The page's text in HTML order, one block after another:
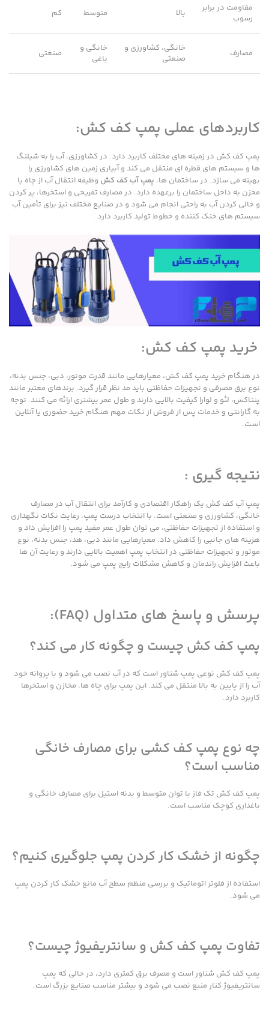
مقاومت در برابر
رسوب
بالا متوسط کم
مصارف
خانگی، کشاورزی و
صنعتی
خانگی و
باغی
صنعتی
کاربردهای عملی پمپ کف کش:
پمپ کف کش در زمینه های مختلف کاربرد دارد. در کشاورزی، آب را به شیلنگ
ها و سیستم های قطره ای منتقل می کند و آبیاری زمین های کشاورزی را
بهینه می سازد. در ساختمان ها، پمپ آب کف کش وظیفه انتقال آب از چاه یا
مخزن به داخل ساختمان را برعهده دارد. در مصارف تفریحی و استخرها، پر کردن
و خالی کردن آب به راحتی انجام می شود و در صنایع مختلف نیز برای تأمین آب
سیستم های خنک کننده و خطوط تولید کاربرد دارد.
خرید پمپ کف کش:
در هنگام خرید پمپ کف کش، معیارهایی مانند قدرت موتور، دبی، جنس بدنه،
نوع برق مصرفی و تجهیزات حفاظتی باید مد نظر قرار گیرد. برندهای معتبر مانند
پنتاکس، لئو و لوارا کیفیت بالایی دارند و طول عمر بیشتری ارائه می کنند. توجه
به گارانتی و خدمات پس از فروش از نکات مهم هنگام خرید حضوری یا آنلاین
است.
نتیجه گیری :
پمپ آب کف کش یک راهکار اقتصادی و کارآمد برای انتقال آب در مصارف
خانگی، کشاورزی و صنعتی است. با انتخاب درست پمپ، رعایت نکات نگهداری
و استفاده از تجهیزات حفاظتی، می توان طول عمر مفید پمپ را افزایش داد و
هزینه های جانبی را کاهش داد. معیارهایی مانند دبی، هد، جنس بدنه، نوع
موتور و تجهیزات حفاظتی در انتخاب پمپ اهمیت بالایی دارند و رعایت آن ها
باعث افزایش راندمان و کاهش مشکلات رایج پمپ می شود.
پرسش و پاسخ های متداول (FAQ):
پمپ کف کش چیست و چگونه کار می کند؟
پمپ کف کش نوعی پمپ شناور است که در آب نصب می شود و با پروانه خود
آب را از پایین به بالا منتقل می کند. این پمپ برای چاه ها، مخازن و استخرها
کاربرد دارد.
چه نوع پمپ کف کشی برای مصارف خانگی
مناسب است؟
پمپ کف کش تک فاز با توان متوسط و بدنه استیل برای مصارف خانگی و
باغداری کوچک مناسب است.
چگونه از خشک کار کردن پمپ جلوگیری کنیم؟
استفاده از فلوتر اتوماتیک و بررسی منظم سطح آب مانع خشک کار کردن پمپ
می شود.
تفاوت پمپ کف کش و سانتریفیوژ چیست؟
پمپ کف کش شناور است و مصرف برق کمتری دارد، در حالی که پمپ
سانتریفیوژ کنار منبع نصب می شود و بیشتر مناسب صنایع بزرگ است.